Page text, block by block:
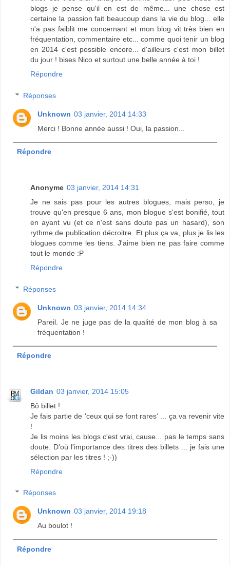
blogs je pense qu'il en est de même... une chose est
certaine la passion fait beaucoup dans la vie du blog... elle
n'a pas faiblit me concernant et mon blog vit très bien en
fréquentation, commentaire etc... comme quoi tenir un blog
en 2014 c'est possible encore... d'ailleurs c'est mon billet
du jour ! bises Nico et surtout une belle année à toi !
Répondre
Réponses
Unknown 03 janvier, 2014 14:33
Merci ! Bonne année aussi ! Oui, la passion...
Répondre
Anonyme 03 janvier, 2014 14:31
Je ne sais pas pour les autres blogues, mais perso, je
trouve qu'en presque 6 ans, mon blogue s'est bonifié, tout
en ayant vu (et ce n'est sans doute pas un hasard), son
rythme de publication décroitre. Et plus ça va, plus je lis les
blogues comme les tiens. J'aime bien ne pas faire comme
tout le monde :P
Répondre
Réponses
Unknown 03 janvier, 2014 14:34
Pareil. Je ne juge pas de la qualité de mon blog à sa
fréquentation !
Répondre
Gildan 03 janvier, 2014 15:05
Bô billet !
Je fais partie de 'ceux qui se font rares' ... ça va revenir vite
!
Je lis moins les blogs c'est vrai, cause... pas le temps sans
doute. D'où l'importance des titres des billets ... je fais une
sélection par les titres ! ;-))
Répondre
Réponses
Unknown 03 janvier, 2014 19:18
Au boulot !
Répondre